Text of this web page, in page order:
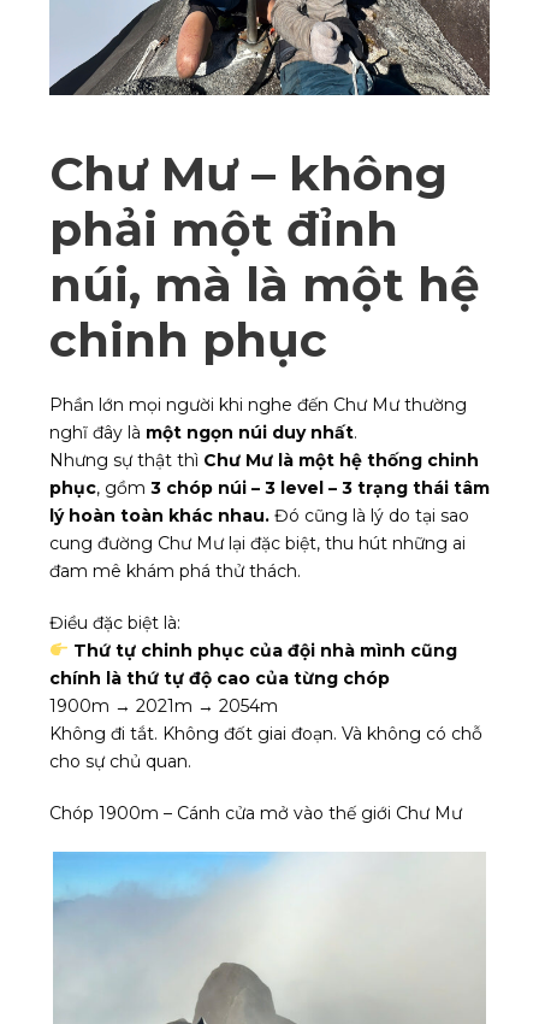
Chư Mư – không
phải một đỉnh
núi, mà là một hệ
chinh phục
Phần lớn mọi người khi nghe đến Chư Mư thường
nghĩ đây là một ngọn núi duy nhất.
Nhưng sự thật thì Chư Mư là một hệ thống chinh
phục, gồm 3 chóp núi – 3 level – 3 trạng thái tâm
lý hoàn toàn khác nhau. Đó cũng là lý do tại sao
cung đường Chư Mư lại đặc biệt, thu hút những ai
đam mê khám phá thử thách.
Điều đặc biệt là:
Thứ tự chinh phục của đội nhà mình cũng
chính là thứ tự độ cao của từng chóp
1900m → 2021m → 2054m
Không đi tắt. Không đốt giai đoạn. Và không có chỗ
cho sự chủ quan.
Chóp 1900m – Cánh cửa mở vào thế giới Chư Mư